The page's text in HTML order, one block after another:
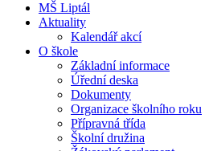
MŠ Liptál
Aktuality
Kalendář akcí
O škole
Základní informace
Úřední deska
Dokumenty
Organizace školního roku
Přípravná třída
Školní družina